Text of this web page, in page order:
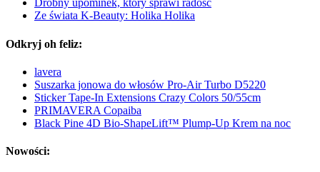
Drobny upominek, który sprawi radość
Ze świata K-Beauty: Holika Holika
Odkryj oh feliz:
lavera
Suszarka jonowa do włosów Pro-Air Turbo D5220
Sticker Tape-In Extensions Crazy Colors 50/55cm
PRIMAVERA Copaiba
Black Pine 4D Bio-ShapeLift™ Plump-Up Krem na noc
Nowości: